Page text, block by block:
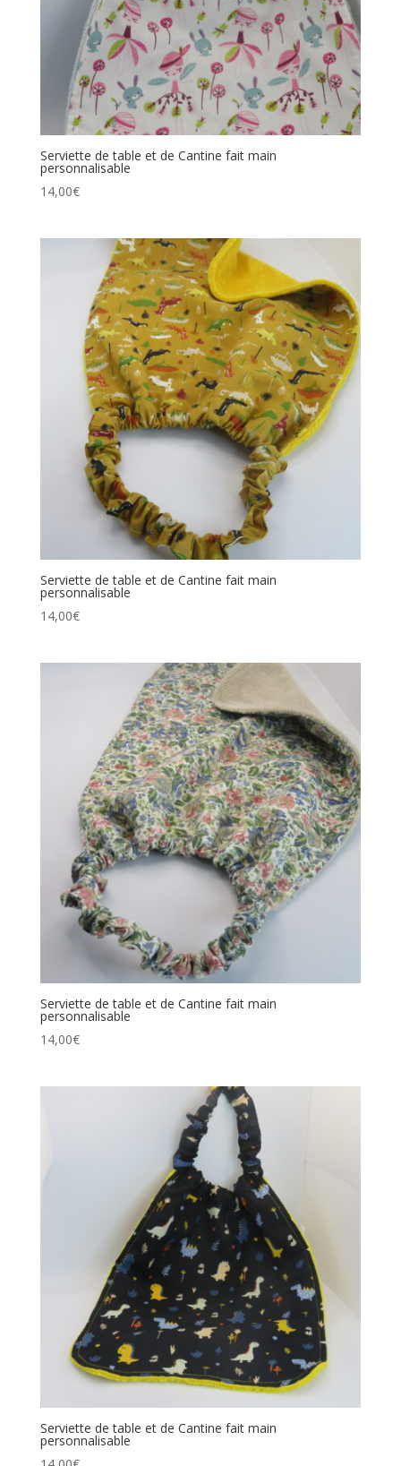
Serviette de table et de Cantine fait main
personnalisable
14,00€
Serviette de table et de Cantine fait main
personnalisable
14,00€
Serviette de table et de Cantine fait main
personnalisable
14,00€
Serviette de table et de Cantine fait main
personnalisable